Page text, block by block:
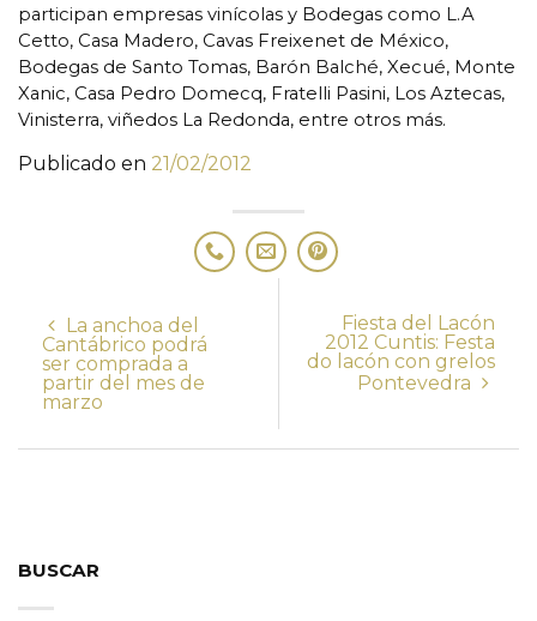
participan empresas vinícolas y Bodegas como L.A
Cetto, Casa Madero, Cavas Freixenet de México,
Bodegas de Santo Tomas, Barón Balché, Xecué, Monte
Xanic, Casa Pedro Domecq, Fratelli Pasini, Los Aztecas,
Vinisterra, viñedos La Redonda, entre otros más.
Publicado en 21/02/2012
La anchoa del
Cantábrico podrá
ser comprada a
partir del mes de
marzo
Fiesta del Lacón
2012 Cuntis: Festa
do lacón con grelos
Pontevedra
BUSCAR